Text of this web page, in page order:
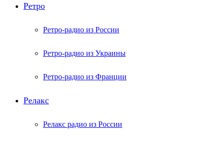
Ретро
Ретро-радио из России
Ретро-радио из Украины
Ретро-радио из Франции
Релакс
Релакс радио из России